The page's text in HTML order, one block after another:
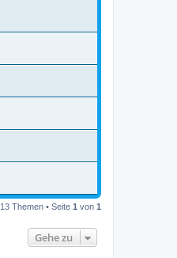
13 Themen • Seite 1 von 1
Gehe zu